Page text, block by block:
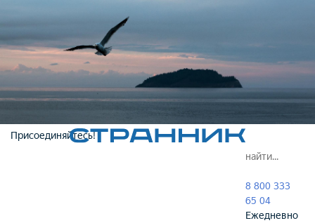
Присоединяйтесь!
8 800 333
65 04
Ежедневно